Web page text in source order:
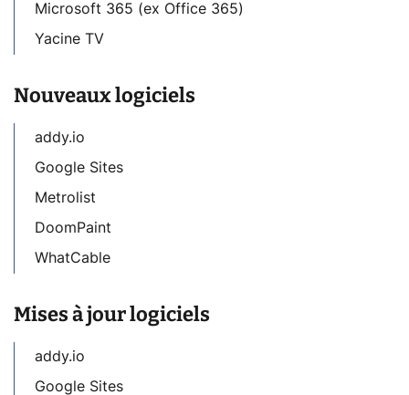
Microsoft 365 (ex Office 365)
Yacine TV
Nouveaux logiciels
addy.io
Google Sites
Metrolist
DoomPaint
WhatCable
Mises à jour logiciels
addy.io
Google Sites